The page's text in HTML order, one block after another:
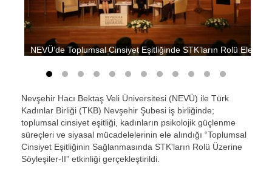
NEVÜ’de Toplumsal Cinsiyet Eşitliğinde STK’ların Rolü Ele
Nevşehir Hacı Bektaş Veli Üniversitesi (NEVÜ) ile Türk
Kadınlar Birliği (TKB) Nevşehir Şubesi iş birliğinde;
toplumsal cinsiyet eşitliği, kadınların psikolojik güçlenme
süreçleri ve siyasal mücadelelerinin ele alındığı “Toplumsal
Cinsiyet Eşitliğinin Sağlanmasında STK'ların Rolü Üzerine
Söyleşiler-II” etkinliği gerçekleştirildi.